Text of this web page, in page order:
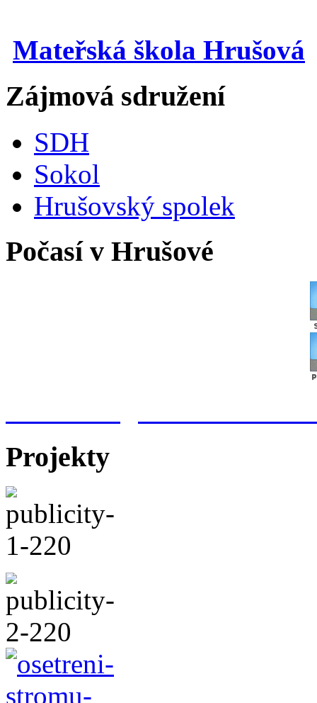
Mateřská škola Hrušová
Zájmová sdružení
SDH
Sokol
Hrušovský spolek
Počasí v Hrušové
Projekty